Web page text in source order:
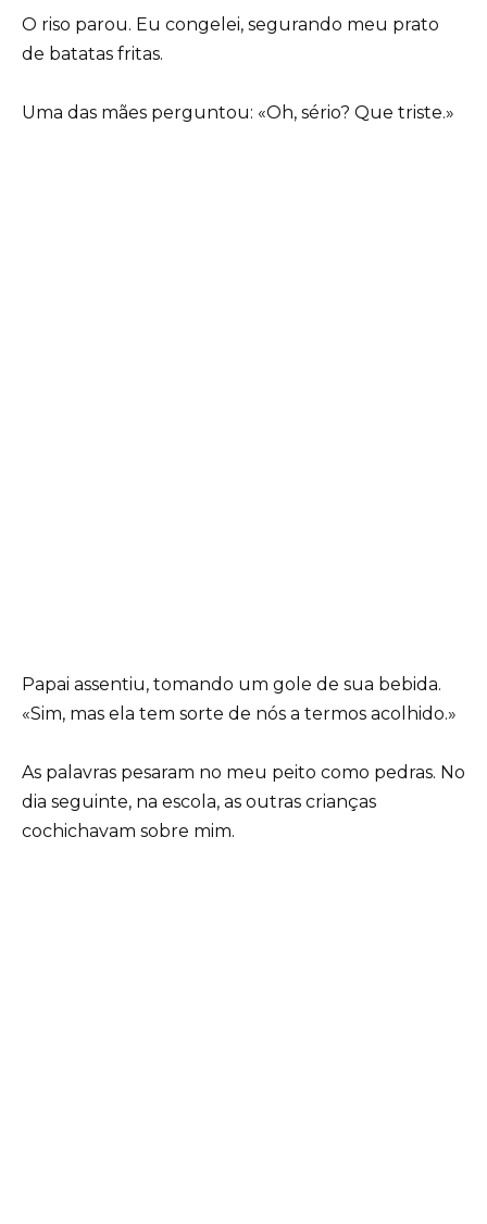
O riso parou. Eu congelei, segurando meu prato
de batatas fritas.
Uma das mães perguntou: «Oh, sério? Que triste.»
Papai assentiu, tomando um gole de sua bebida.
«Sim, mas ela tem sorte de nós a termos acolhido.»
As palavras pesaram no meu peito como pedras. No
dia seguinte, na escola, as outras crianças
cochichavam sobre mim.